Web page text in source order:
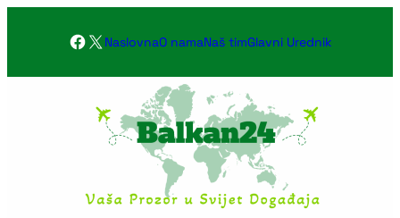
Facebook
X NaslovnaO namaNaš timGlavni Urednik